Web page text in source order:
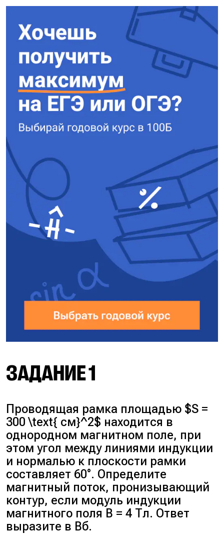
ЗАДАНИЕ 1
Проводящая рамка площадью $S =
300 \text{ см}^2$ находится в
однородном магнитном поле, при
этом угол между линиями индукции
и нормалью к плоскости рамки
составляет 60°. Определите
магнитный поток, пронизывающий
контур, если модуль индукции
магнитного поля B = 4 Тл. Ответ
выразите в Вб.